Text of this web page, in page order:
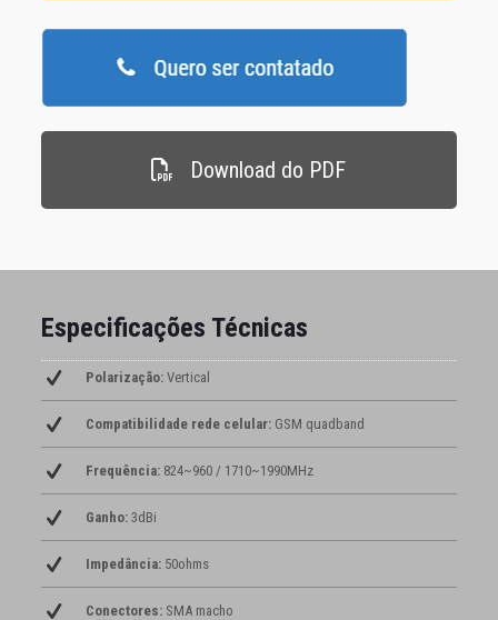
Download do PDF
Especificações Técnicas
Polarização:Vertical
Compatibilidade rede celular:GSM quadband
Frequência:824~960 / 1710~1990MHz
Ganho:3dBi
Impedância:50ohms
Conectores:SMA macho